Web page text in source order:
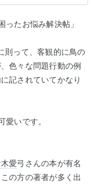
ったお悩み解決帖」
則って、客観的に鳥の
色々な問題行動の例
記されていてかなり
いです。
愛弓さんの本が有名
の方の著者が多く出